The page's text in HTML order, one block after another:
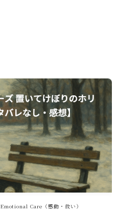
Emotional Care（感動・救い）